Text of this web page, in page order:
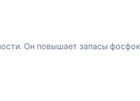
Он повышает запасы